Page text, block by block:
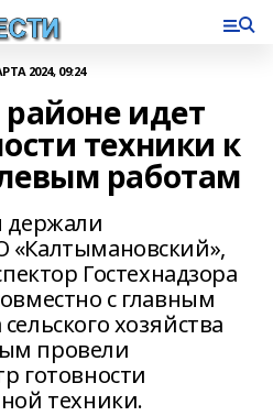
2024, 09:24
идет
техники к
работам
держали
Гостехнадзора
с главным
хозяйства
провели
готовности
техники.